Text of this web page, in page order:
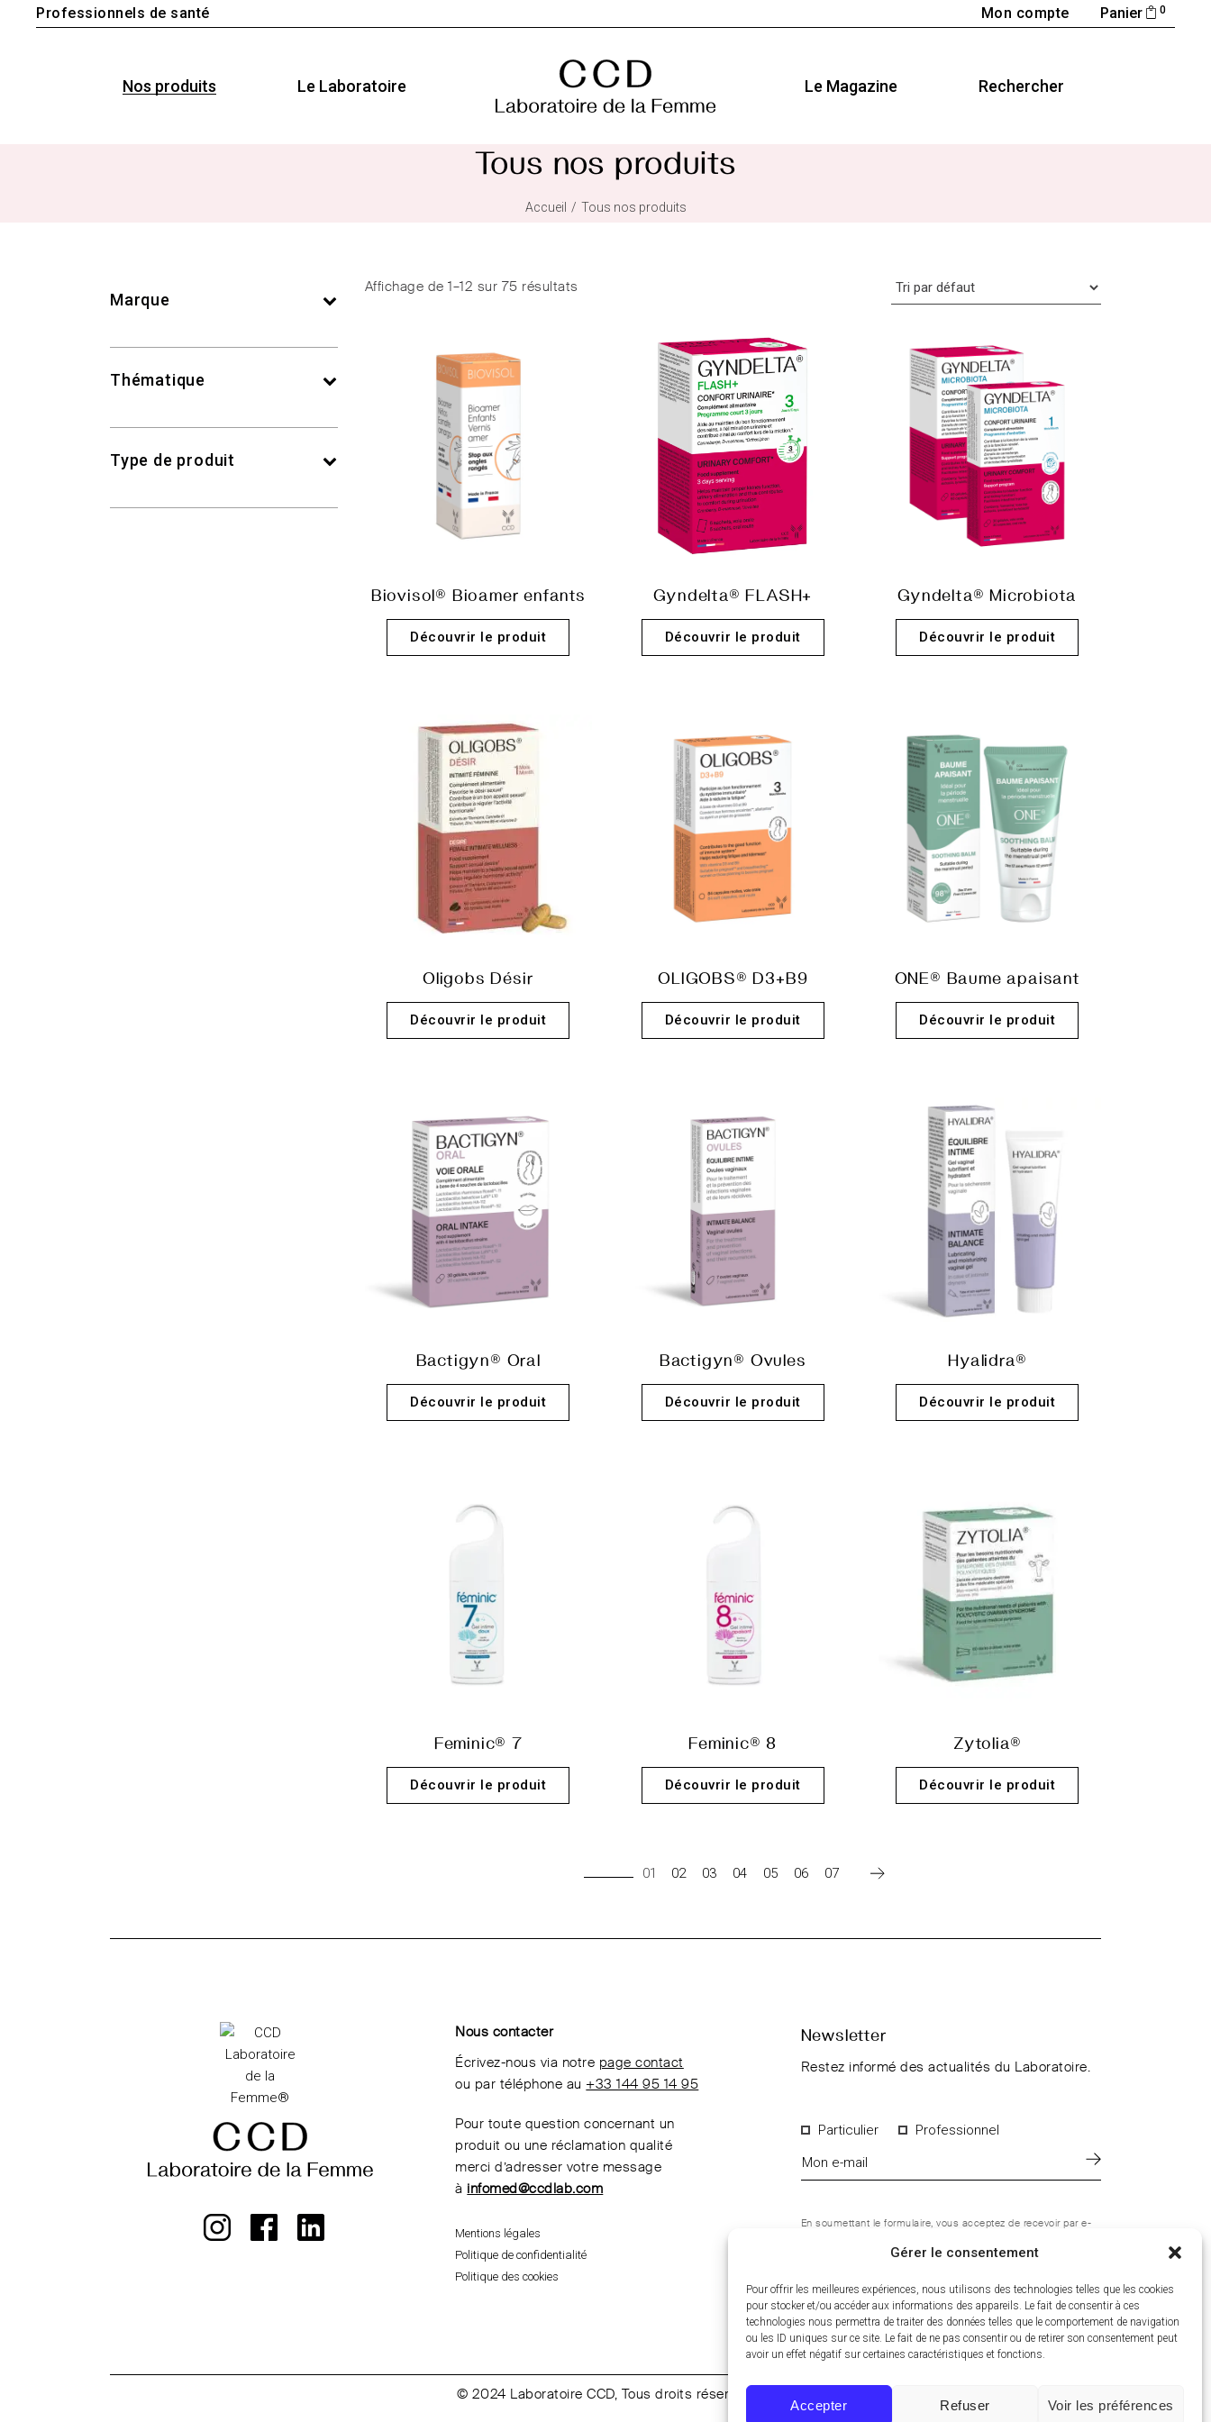
Gérer le consentement
Pour offrir les meilleures expériences, nous utilisons des technologies telles que les cookies
pour stocker et/ou accéder aux informations des appareils. Le fait de consentir à ces
technologies nous permettra de traiter des données telles que le comportement de navigation
ou les ID uniques sur ce site. Le fait de ne pas consentir ou de retirer son consentement peut
avoir un effet négatif sur certaines caractéristiques et fonctions.
Accepter Refuser Voir les préférences
Professionnels de santé Mon compte Panier 0
Nos produits Le Laboratoire Le Magazine Rechercher
Tous nos produits
Accueil Tous nos produits
Affichage de 1–12 sur 75 résultats
Biovisol® Bioamer enfants
Découvrir le produit
Gyndelta® FLASH+
Découvrir le produit
Gyndelta® Microbiota
Découvrir le produit
Oligobs Désir
Découvrir le produit
OLIGOBS® D3+B9
Découvrir le produit
ONE® Baume apaisant
Découvrir le produit
Bactigyn® Oral
Découvrir le produit
Bactigyn® Ovules
Découvrir le produit
Hyalidra®
Découvrir le produit
Feminic® 7
Découvrir le produit
Feminic® 8
Découvrir le produit
Zytolia®
Découvrir le produit
01 02 03 04 05 06 07
Marque
Thématique
Type de produit
Nous contacter
Écrivez-nous via notre page contact
ou par téléphone au +33 144 95 14 95
Pour toute question concernant un
produit ou une réclamation qualité
merci d’adresser votre message
à infomed@ccdlab.com
Mentions légales
Politique de confidentialité
Politique des cookies
Newsletter
Restez informé des actualités du Laboratoire.
Particulier Professionnel
En soumettant le formulaire, vous acceptez de recevoir par e-
désinscrire à tout moment. Pour en savoir plus sur le
© 2024 Laboratoire CCD, Tous droits réservés.